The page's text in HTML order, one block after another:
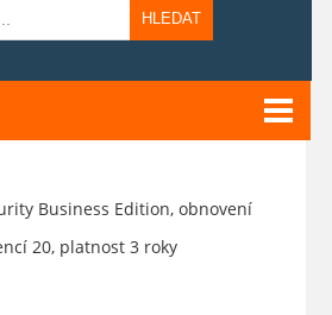
HLEDAT
Business Edition, obnovení
20, platnost 3 roky